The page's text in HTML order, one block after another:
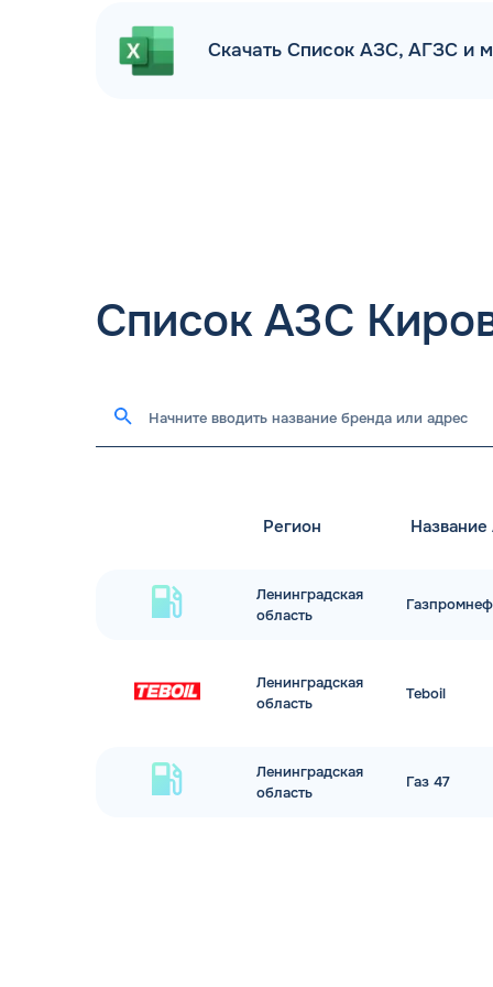
Скачать Список АЗС, АГЗС и
Список АЗС
Регион
Ленинградская
область
Ленинградская
область
Teboil
Ленинградская
область
Газ 47